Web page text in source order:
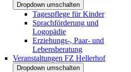
Dropdown umschalten
Tagespflege für Kinder
Sprachförderung und
Logopädie
Erziehungs-, Paar- und
Lebensberatung
Veranstaltungen FZ Hellerhof
Dropdown umschalten